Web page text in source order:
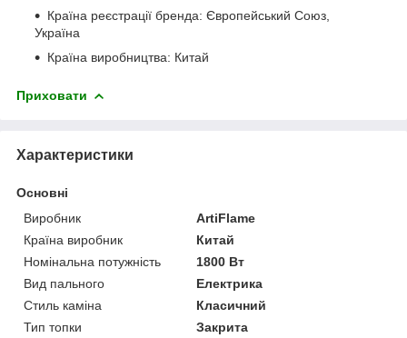
Країна реєстрації бренда: Європейський Союз,
Україна
Країна виробництва: Китай
Приховати
Характеристики
Основні
Виробник
ArtiFlame
Країна виробник
Китай
Номінальна потужність
1800 Вт
Вид пального
Електрика
Стиль каміна
Класичний
Тип топки
Закрита